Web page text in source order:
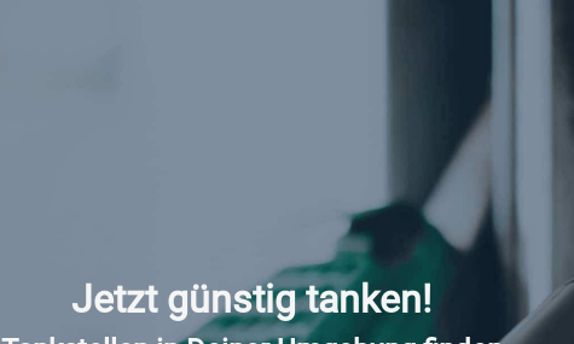
Jetzt günstig tanken!